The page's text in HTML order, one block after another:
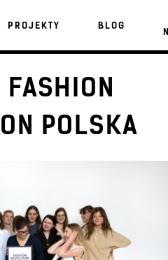
PROJEKTY BLOG
FASHION
POLSKA